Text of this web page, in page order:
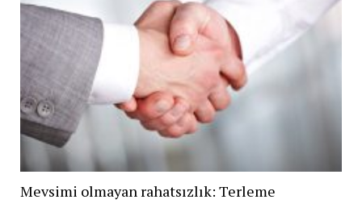
Mevsimi olmayan rahatsızlık: Terleme